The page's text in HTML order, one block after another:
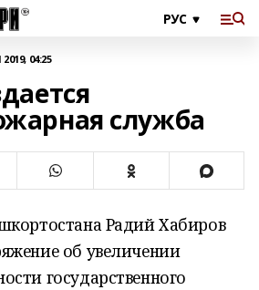
04:25
служба
Радий Хабиров
об увеличении
государственного